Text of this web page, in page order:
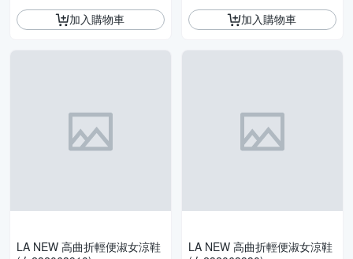
加入購物車 加入購物車
LA NEW 高曲折輕便淑女涼鞋
LA NEW 高曲折輕便淑女涼鞋